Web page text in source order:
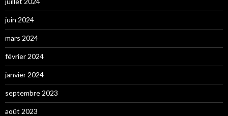
juin 2024
mars 2024
février 2024
janvier 2024
septembre 2023
août 2023